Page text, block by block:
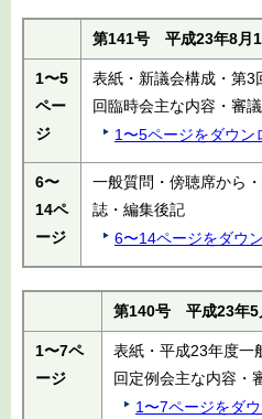
第141号 平成23年8月
1〜5
ペー
ジ
表紙・新議会構成・第3
回臨時会主な内容・審
1〜5ページをダウン
6〜
14ペ
ージ
一般質問・傍聴席から
誌・編集後記
6〜14ページをダウ
第140号 平成23年5
1〜7ペ
ージ
表紙・平成23年度一
回定例会主な内容・
1〜7ページをダ